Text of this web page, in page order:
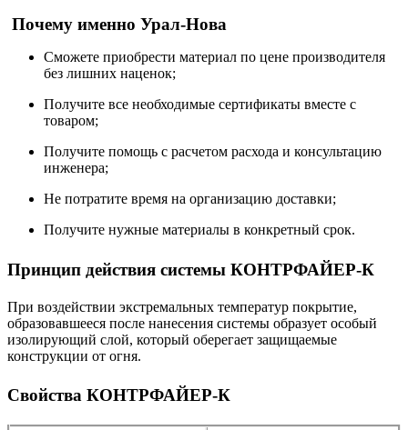
Почему именно Урал-Нова
Сможете приобрести материал по цене производителя
без лишних наценок;
Получите все необходимые сертификаты вместе с
товаром;
Получите помощь с расчетом расхода и консультацию
инженера;
Не потратите время на организацию доставки;
Получите нужные материалы в конкретный срок.
Принцип действия системы КОНТРФАЙЕР-К
При воздействии экстремальных температур покрытие,
образовавшееся после нанесения системы образует особый
изолирующий слой, который оберегает защищаемые
конструкции от огня.
Свойства КОНТРФАЙЕР-К